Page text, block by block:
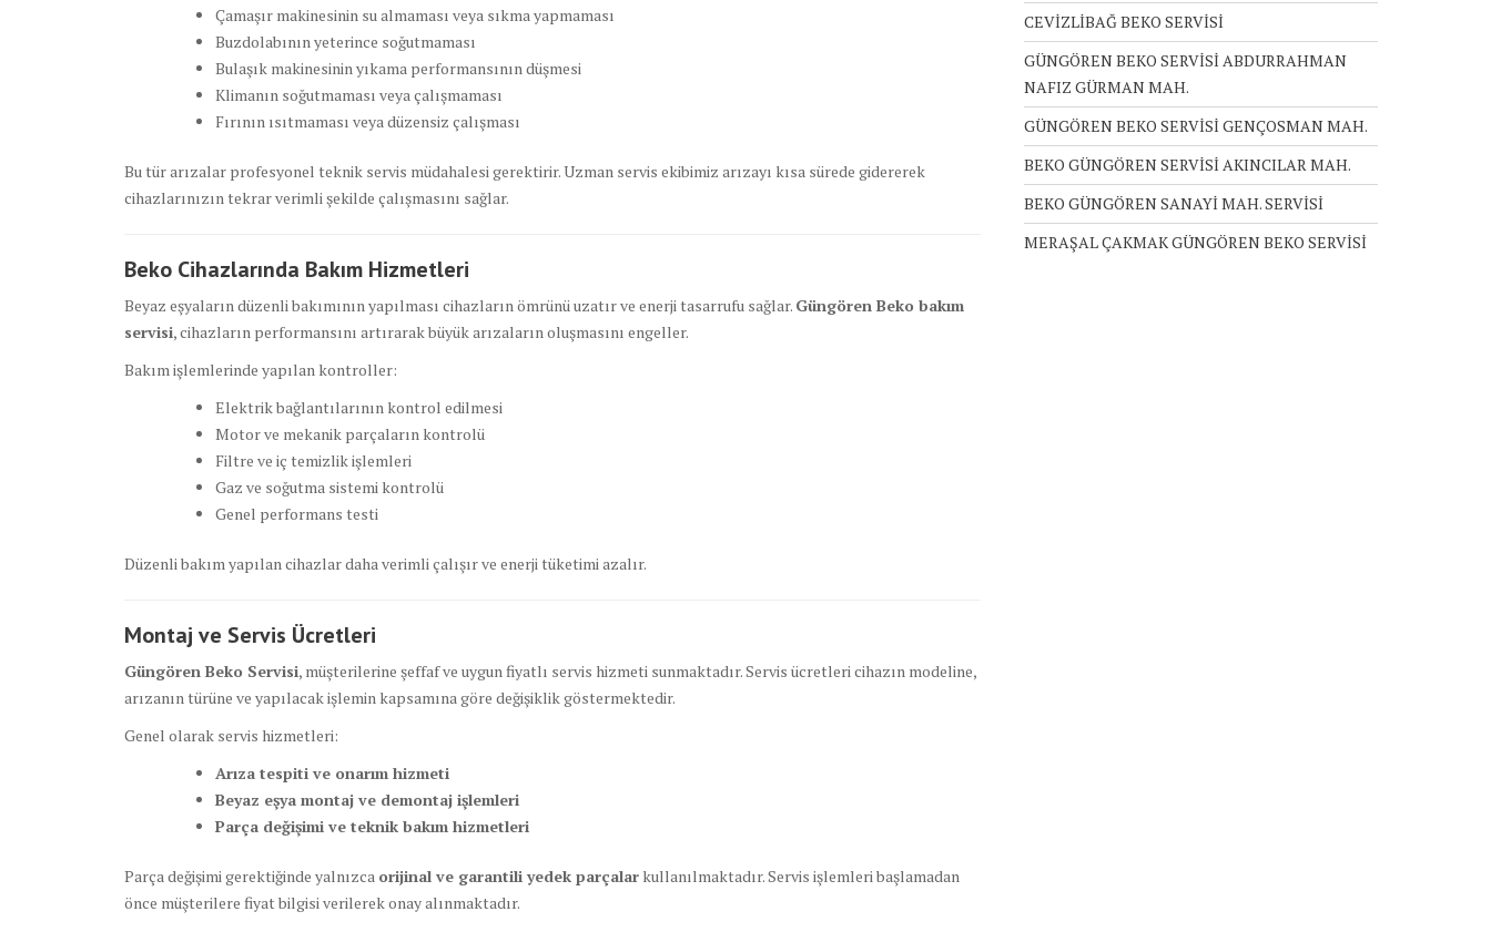
Çamaşır makinesinin su almaması veya sıkma yapmaması
Buzdolabının yeterince soğutmaması
Bulaşık makinesinin yıkama performansının düşmesi
Klimanın soğutmaması veya çalışmaması
Fırının ısıtmaması veya düzensiz çalışması
Bu tür arızalar profesyonel teknik servis müdahalesi gerektirir. Uzman servis ekibimiz arızayı kısa sürede gidererek
cihazlarınızın tekrar verimli şekilde çalışmasını sağlar.
Beko Cihazlarında Bakım Hizmetleri
Beyaz eşyaların düzenli bakımının yapılması cihazların ömrünü uzatır ve enerji tasarrufu sağlar. Güngören Beko bakım
servisi, cihazların performansını artırarak büyük arızaların oluşmasını engeller.
Bakım işlemlerinde yapılan kontroller:
Elektrik bağlantılarının kontrol edilmesi
Motor ve mekanik parçaların kontrolü
Filtre ve iç temizlik işlemleri
Gaz ve soğutma sistemi kontrolü
Genel performans testi
Düzenli bakım yapılan cihazlar daha verimli çalışır ve enerji tüketimi azalır.
Montaj ve Servis Ücretleri
Güngören Beko Servisi, müşterilerine şeffaf ve uygun fiyatlı servis hizmeti sunmaktadır. Servis ücretleri cihazın modeline,
arızanın türüne ve yapılacak işlemin kapsamına göre değişiklik göstermektedir.
Genel olarak servis hizmetleri:
Arıza tespiti ve onarım hizmeti
Beyaz eşya montaj ve demontaj işlemleri
Parça değişimi ve teknik bakım hizmetleri
Parça değişimi gerektiğinde yalnızca orijinal ve garantili yedek parçalar kullanılmaktadır. Servis işlemleri başlamadan
önce müşterilere fiyat bilgisi verilerek onay alınmaktadır.
CEVİZLİBAĞ BEKO SERVİSİ
GÜNGÖREN BEKO SERVİSİ ABDURRAHMAN
NAFIZ GÜRMAN MAH.
GÜNGÖREN BEKO SERVİSİ GENÇOSMAN MAH.
BEKO GÜNGÖREN SERVİSİ AKINCILAR MAH.
BEKO GÜNGÖREN SANAYİ MAH. SERVİSİ
MERAŞAL ÇAKMAK GÜNGÖREN BEKO SERVİSİ